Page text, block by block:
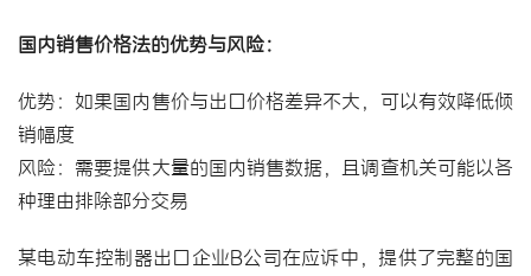
国内销售价格法的优势与风险：
优势：如果国内售价与出口价格差异不大，可以有效降低倾
销幅度
风险：需要提供大量的国内销售数据，且调查机关可能以各
种理由排除部分交易
某电动车控制器出口企业B公司在应诉中，提供了完整的国